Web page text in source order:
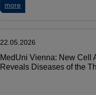
more about BOKU
22.05.2026
MedUni Vienna: New Cell
Reveals Diseases of the